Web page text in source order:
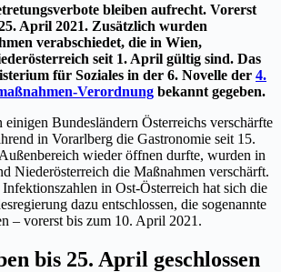
bleiben aufrecht. Vorerst
April 2021. Zusätzlich wurden
verabschiedet, die in Wien,
seit 1. April gültig sind. Das
für Soziales in der 6. Novelle der 4.
Verordnung bekannt gegeben.
Bundesländern Österreichs verschärfte
in Vorarlberg die Gastronomie seit 15.
wieder öffnen durfte, wurden in
Niederösterreich die Maßnahmen verschärft.
in Ost-Österreich hat sich die
dazu entschlossen, die sogenannte
– vorerst bis zum 10. April 2021.
bis 25. April geschlossen